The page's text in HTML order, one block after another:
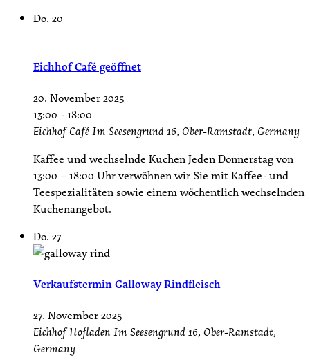
Do. 20
Eichhof Café geöffnet
20. November 2025
13:00 -18:00
Eichhof CaféIm Seesengrund 16, Ober-Ramstadt, Germany
Kaffee und wechselnde Kuchen Jeden Donnerstag von
13:00 – 18:00 Uhr verwöhnen wir Sie mit Kaffee- und
Teespezialitäten sowie einem wöchentlich wechselnden
Kuchenangebot.
Do. 27
Verkaufstermin Galloway Rindfleisch
27. November 2025
Eichhof Hofladen Im Seesengrund 16, Ober-Ramstadt,
Germany